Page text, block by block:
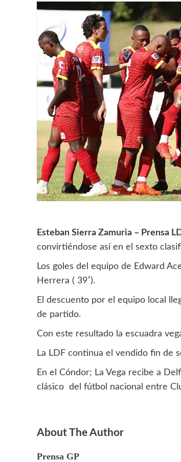
Esteban Sierra Zamuria – Prensa
convirtiéndose así en el sexto
Los goles del equipo de Edward
Herrera ( 39′).
El descuento por el equipo local
de partido.
Con este resultado la escuadra
La LDF continua el vendido fin de
En el Cóndor; La Vega recibe a
clásico del fútbol nacional entre
About The Author
Prensa GP